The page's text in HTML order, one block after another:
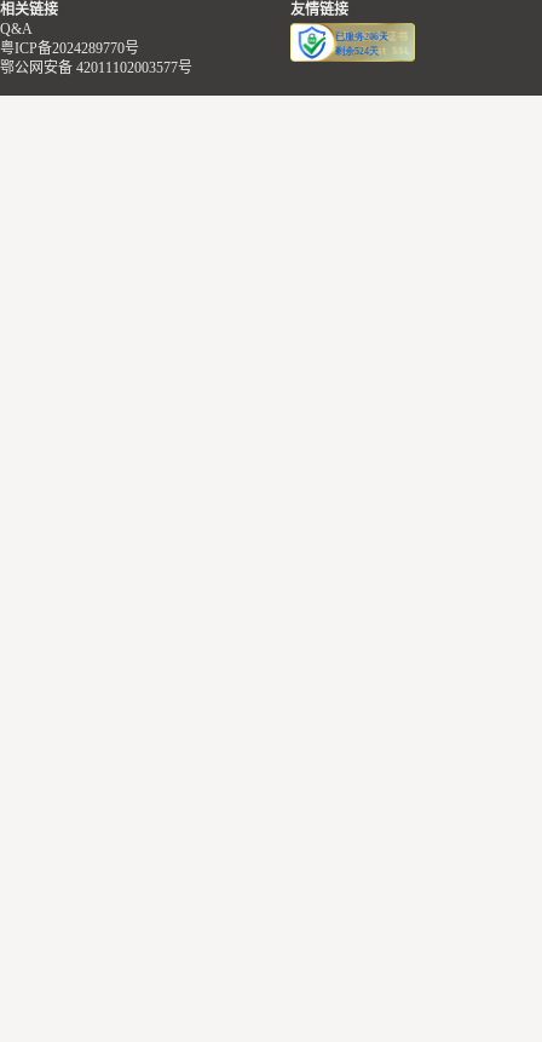
相关链接
Q&A
粤ICP备2024289770号
鄂公网安备 42011102003577号
友情链接